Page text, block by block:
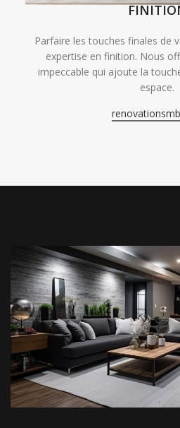
Parfaire les touches finales de
expertise en finition. Nous
impeccable qui ajoute la
espace.